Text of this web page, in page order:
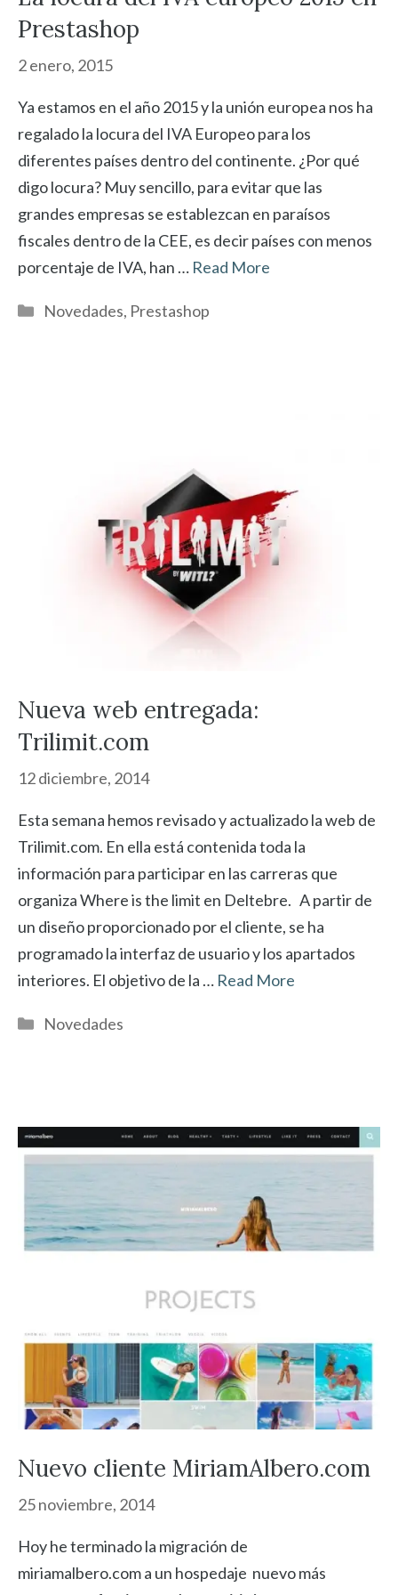
Prestashop
2 enero, 2015
Ya estamos en el año 2015 y la unión europea nos ha
regalado la locura del IVA Europeo para los
diferentes países dentro del continente. ¿Por qué
digo locura? Muy sencillo, para evitar que las
grandes empresas se establezcan en paraísos
fiscales dentro de la CEE, es decir países con menos
porcentaje de IVA, han … Read More
Categorías
Novedades, Prestashop
Nueva web entregada:
Trilimit.com
12 diciembre, 2014
Esta semana hemos revisado y actualizado la web de
Trilimit.com. En ella está contenida toda la
información para participar en las carreras que
organiza Where is the limit en Deltebre. A partir de
un diseño proporcionado por el cliente, se ha
programado la interfaz de usuario y los apartados
interiores. El objetivo de la … Read More
Categorías
Novedades
Nuevo cliente MiriamAlbero.com
25 noviembre, 2014
Hoy he terminado la migración de
miriamalbero.com a un hospedaje nuevo más